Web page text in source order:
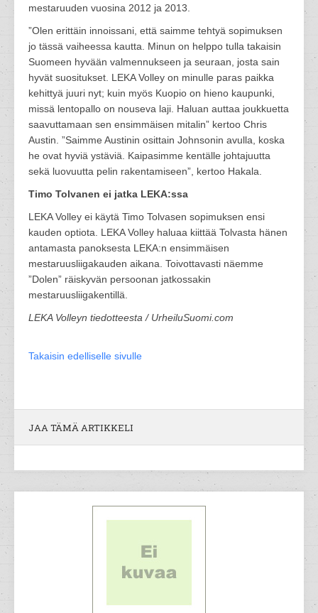
mestaruuden vuosina 2012 ja 2013.
”Olen erittäin innoissani, että saimme tehtyä sopimuksen
jo tässä vaiheessa kautta. Minun on helppo tulla takaisin
Suomeen hyvään valmennukseen ja seuraan, josta sain
hyvät suositukset. LEKA Volley on minulle paras paikka
kehittyä juuri nyt; kuin myös Kuopio on hieno kaupunki,
missä lentopallo on nouseva laji. Haluan auttaa joukkuetta
saavuttamaan sen ensimmäisen mitalin” kertoo Chris
Austin. ”Saimme Austinin osittain Johnsonin avulla, koska
he ovat hyviä ystäviä. Kaipasimme kentälle johtajuutta
sekä luovuutta pelin rakentamiseen”, kertoo Hakala.
Timo Tolvanen ei jatka LEKA:ssa
LEKA Volley ei käytä Timo Tolvasen sopimuksen ensi
kauden optiota. LEKA Volley haluaa kiittää Tolvasta hänen
antamasta panoksesta LEKA:n ensimmäisen
mestaruusliigakauden aikana. Toivottavasti näemme
”Dolen” räiskyvän persoonan jatkossakin
mestaruusliigakentillä.
LEKA Volleyn tiedotteesta / UrheiluSuomi.com
Takaisin edelliselle sivulle
JAA TÄMÄ ARTIKKELI